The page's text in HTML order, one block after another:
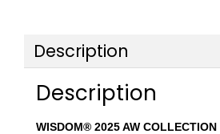
Description
Description
WISDOM® 2025 AW COLLECTION